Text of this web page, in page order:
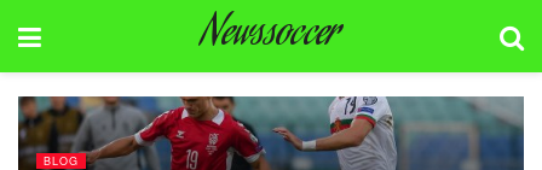
Newssoccer
BLOG